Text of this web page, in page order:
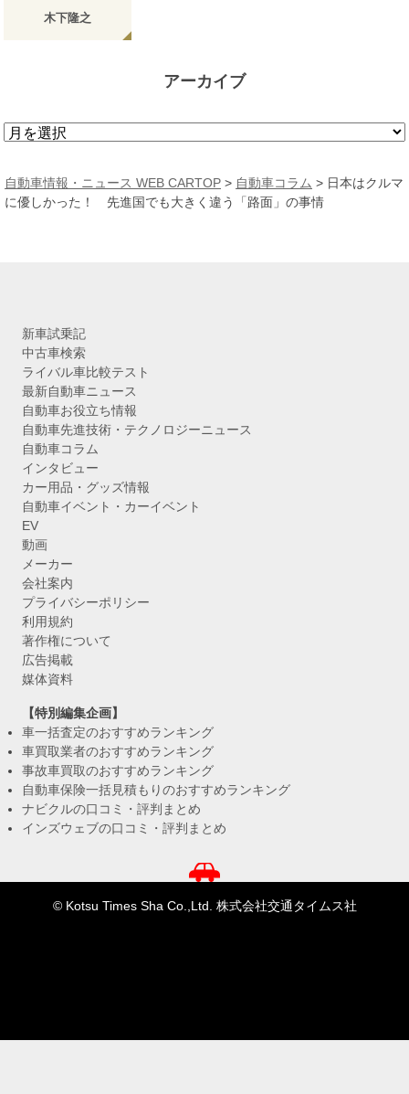
木下隆之
アーカイブ
ア
カ
イ
自動車情報・ニュース WEB CARTOP > 自動車コラム > 日本はクルマ
に優しかった！ 先進国でも大きく違う「路面」の事情
新車試乗記
中古車検索
ライバル車比較テスト
最新自動車ニュース
自動車お役立ち情報
自動車先進技術・テクノロジーニュース
自動車コラム
インタビュー
カー用品・グッズ情報
自動車イベント・カーイベント
EV
動画
メーカー
会社案内
プライバシーポリシー
利用規約
著作権について
広告掲載
媒体資料
【特別編集企画】
車一括査定のおすすめランキング
車買取業者のおすすめランキング
事故車買取のおすすめランキング
自動車保険一括見積もりのおすすめランキング
ナビクルの口コミ・評判まとめ
インズウェブの口コミ・評判まとめ
© Kotsu Times Sha Co.,Ltd. 株式会社交通タイムス社